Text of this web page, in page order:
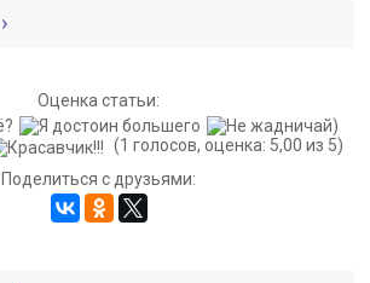
Оценка статьи:
(1 голосов, оценка: 5,00 из 5)
Поделиться с друзьями: